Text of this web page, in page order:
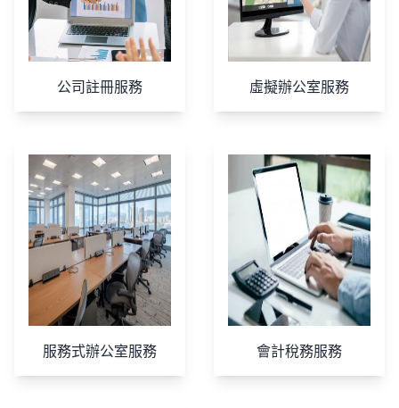
公司註冊服務 虛擬辦公室服務
服務式辦公室服務 會計稅務服務